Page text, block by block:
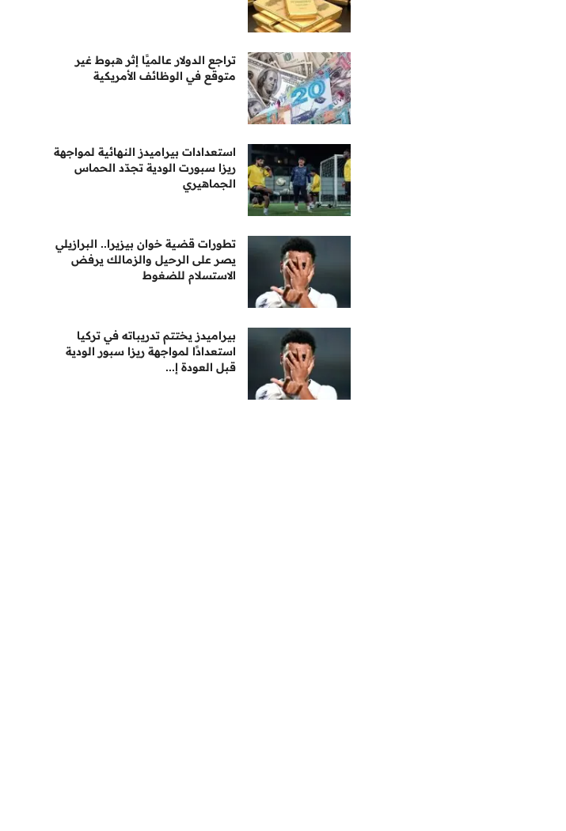
تراجع الدولار عالميًا إثر هبوط غير
متوقع في الوظائف الأمريكية
استعدادات بيراميدز النهائية لمواجهة
ريزا سبورت الودية تجدّد الحماس
الجماهيري
تطورات قضية خوان بيزيرا.. البرازيلي
يصر على الرحيل والزمالك يرفض
الاستسلام للضغوط
بيراميدز يختتم تدريباته في تركيا
استعدادًا لمواجهة ريزا سبور الودية
قبل العودة إ...